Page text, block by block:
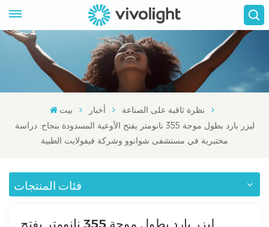
بيت أخبار
نظرة ثاقبة على الصناعة
ليزر بارد بطول موجة 355 نانومتر يفتح الأوعية المسدودة بنجاح: دراسة
مختبرية في مستشفى شوانوو وشركة فيفولايت الطبية
فئات المنتجات
ليزر بارد بطول موجة 355 نانومتر يفتح